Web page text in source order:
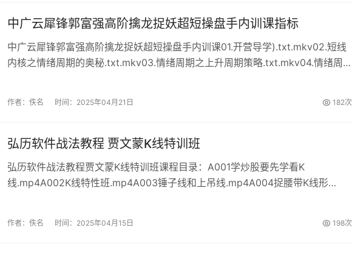
中广云犀锋郭富强高阶擒龙捉妖超短操盘手内训课指标
中广云犀锋郭富强高阶擒龙捉妖超短操盘手内训课01.开营导学).txt.mkv02.短线
内核之情绪周期的奥秘.txt.mkv03.情绪周期之上升周期策略.txt.mkv04.情绪周
作者：佚名 时间：2025年04月21日 182次
弘历软件战法教程 贾文蒙K线特训班
弘历软件战法教程贾文蒙K线特训班课程目录：A001学炒股要先学看K
线.mp4A002K线特性班.mp4A003锤子线和上吊线.mp4A004捉腰带K线形
作者：佚名 时间：2025年04月15日 198次